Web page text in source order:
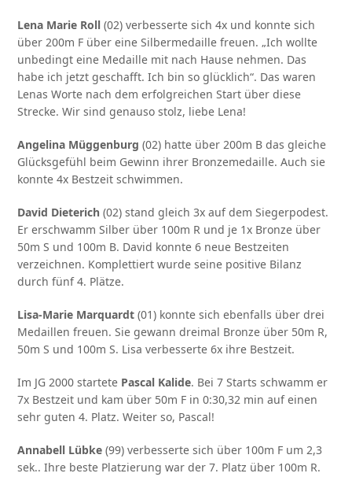
Lena Marie Roll (02) verbesserte sich 4x und konnte sich
über 200m F über eine Silbermedaille freuen. „Ich wollte
unbedingt eine Medaille mit nach Hause nehmen. Das
habe ich jetzt geschafft. Ich bin so glücklich“. Das waren
Lenas Worte nach dem erfolgreichen Start über diese
Strecke. Wir sind genauso stolz, liebe Lena!
Angelina Müggenburg (02) hatte über 200m B das gleiche
Glücksgefühl beim Gewinn ihrer Bronzemedaille. Auch sie
konnte 4x Bestzeit schwimmen.
David Dieterich(02) stand gleich 3x auf dem Siegerpodest.
Er erschwamm Silber über 100m R und je 1x Bronze über
50m S und 100m B. David konnte 6 neue Bestzeiten
verzeichnen. Komplettiert wurde seine positive Bilanz
durch fünf 4. Plätze.
Lisa-Marie Marquardt(01) konnte sich ebenfalls über drei
Medaillen freuen. Sie gewann dreimal Bronze über 50m R,
50m S und 100m S. Lisa verbesserte 6x ihre Bestzeit.
Im JG 2000 startete Pascal Kalide. Bei 7 Starts schwamm er
7x Bestzeit und kam über 50m F in 0:30,32 min auf einen
sehr guten 4. Platz. Weiter so, Pascal!
Annabell Lübke (99) verbesserte sich über 100m F um 2,3
sek.. Ihre beste Platzierung war der 7. Platz über 100m R.